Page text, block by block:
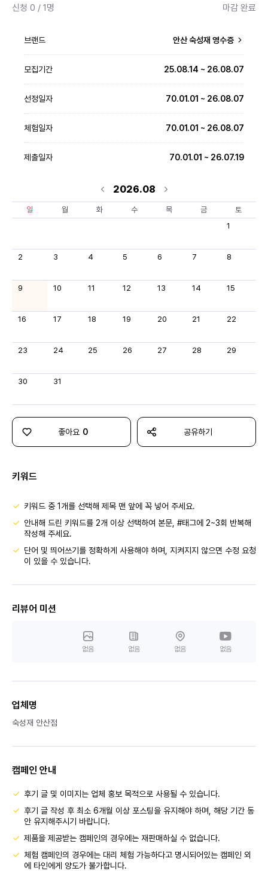
신청 0 / 1명 마감 완료
브랜드 안산 숙성재 영수증
모집기간 25.08.14 ~ 26.08.07
선정일자 70.01.01 ~ 26.08.07
체험일자 70.01.01 ~ 26.08.07
제출일자 70.01.01 ~ 26.07.19
2026.08
일 월 화 수 목 금
토
1
2 3 4 5 6 7 8
9 10 11 12 13 14 15
16 17 18 19 20 21 22
23 24 25 26 27 28 29
30 31
좋아요 0 공유하기
키워드
키워드 중 1개를 선택해 제목 맨 앞에 꼭 넣어 주세요.
안내해 드린 키워드를 2개 이상 선택하여 본문, #태그에 2~3회 반복해
작성해 주세요.
단어 및 띄어쓰기를 정확하게 사용해야 하며, 지켜지지 않으면 수정 요청
이 있을 수 있습니다.
리뷰어 미션
없음 없음 없음 없음
업체명
숙성재 안산점
캠페인 안내
후기 글 및 이미지는 업체 홍보 목적으로 사용될 수 있습니다.
후기 글 작성 후 최소 6개월 이상 포스팅을 유지해야 하며, 해당 기간 동
안 유지해주시기 바랍니다.
제품을 제공받는 캠페인의 경우에는 재판매하실 수 없습니다.
체험 캠페인의 경우에는 대리 체험 가능하다고 명시되어있는 캠페인 외
에 타인에게 양도가 불가합니다.